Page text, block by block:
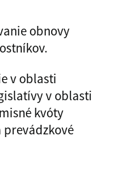
obnovy
v oblasti
v oblasti
kvóty